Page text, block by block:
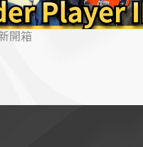
系列🔥 音色與價格